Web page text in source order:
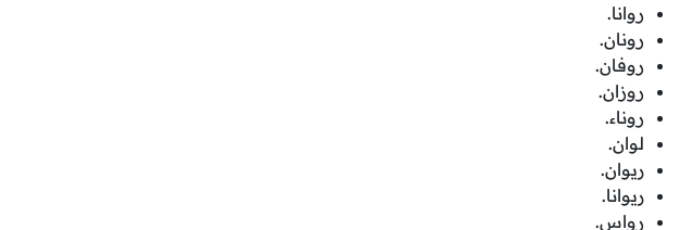
روانا.
رونان.
روفان.
روزان.
روناء.
لوان.
ريوان.
ريوانا.
رواس.